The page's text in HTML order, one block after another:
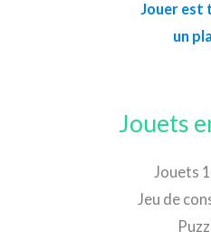
Jouer est
un
Jouets
Jouets
Jeu de